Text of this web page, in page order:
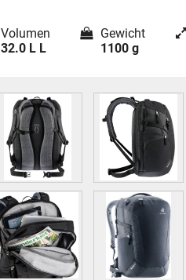
Volumen
32.0 L L
Gewicht
1100 g